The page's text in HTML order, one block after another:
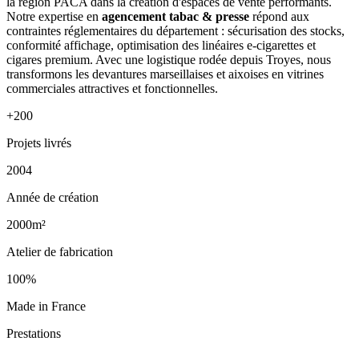
Notre expertise en agencement tabac & presse répond aux
contraintes réglementaires du département : sécurisation des stocks,
conformité affichage, optimisation des linéaires e-cigarettes et
cigares premium. Avec une logistique rodée depuis Troyes, nous
transformons les devantures marseillaises et aixoises en vitrines
commerciales attractives et fonctionnelles.
+200
Projets livrés
2004
Année de création
2000m²
Atelier de fabrication
100%
Made in France
Prestations